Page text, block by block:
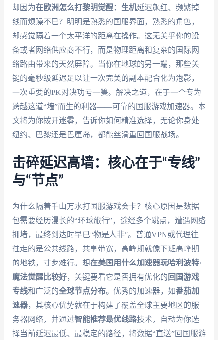
却因为在欧洲怎么打黎明觉醒：生机延迟飙红、频繁掉
线而烦躁不已？明明是熟悉的国服界面，熟悉的角色，
却感觉隔着一个太平洋的距离在操作。这无关乎你的设
备或者网络供应商不行，而是物理距离和复杂的国际网
络路由带来的天然屏障。当你在地球的另一端，那些关
键的毫秒级延迟足以让一次完美的副本配合化为泡影，
一次重要的PK对决功亏一篑。解决之道，在于一个专为
跨越这道“墙”而生的利器——可靠的国服游戏加速器。本
文将为你拨开迷雾，告诉你如何精准选择，无论你身处
纽约、巴黎还是巴厘岛，都能丝滑重回国服战场。
击碎延迟高墙：核心在于“专线”
与“节点”
为什么隔着千山万水打国服游戏会卡？核心原因是数据
包需要经历漫长的“环球旅行”，途经多个跳点，遭遇网络
拥堵，最终到达时早已“物是人非”。普通VPN或代理往
往走的是公共线路，共享带宽，高峰期就像下班高峰期
的地铁，寸步难行。想在美国用什么加速器玩哈利波特·
魔法觉醒比较好，关键要看它是否拥有优化的 回国游戏
专线和广泛的全球节点分布。优秀的加速器，如番茄加
速器，其核心优势就在于构建了覆盖全球主要地区的服
务器网络，并通过智能推荐最优线路技术，自动为你选
择当前延迟最低、最稳定的路径，将数据“直送”回国服游